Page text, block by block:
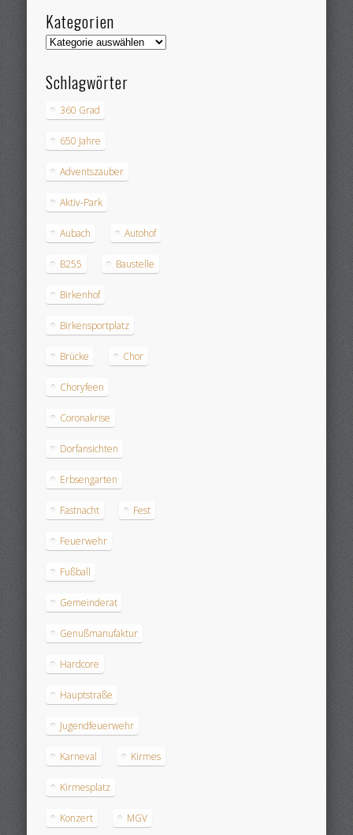
Kategorien
Kategorien
Schlagwörter
360 Grad
650 Jahre
Adventszauber
Aktiv-Park
Aubach Autohof
B255 Baustelle
Birkenhof
Birkensportplatz
Brücke Chor
Choryfeen
Coronakrise
Dorfansichten
Erbsengarten
Fastnacht Fest
Feuerwehr
Fußball
Gemeinderat
Genußmanufaktur
Hardcore
Hauptstraße
Jugendfeuerwehr
Karneval Kirmes
Kirmesplatz
Konzert MGV